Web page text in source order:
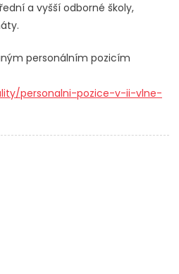
a vyšší odborné školy,
personálním pozicím
personalni-pozice-v-ii-vlne-